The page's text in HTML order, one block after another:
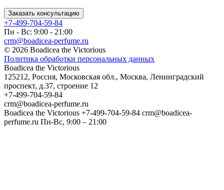
Заказать консультацию
+7-499-704-59-84
Пн - Вс: 9:00 - 21:00
crm@boadicea-perfume.ru
© 2026 Boadicea the Victorious
Политика обработки персональных данных
Boadicea the Victorious
125212, Россия, Московская обл., Москва, Ленинградский
проспект, д.37, строение 12
+7-499-704-59-84
crm@boadicea-perfume.ru
Boadicea the Victorious +7-499-704-59-84 crm@boadicea-
perfume.ru Пн-Вс, 9:00 – 21:00